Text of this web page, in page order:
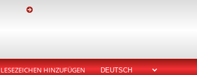
LESEZEICHEN HINZUFÜGEN